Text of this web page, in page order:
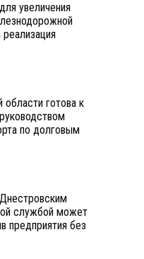
увеличения
готова к
по долговым
службой может
предприятия без